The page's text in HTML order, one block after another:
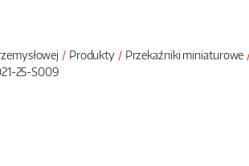
Produkty Przekaźniki miniaturowe
25-S009